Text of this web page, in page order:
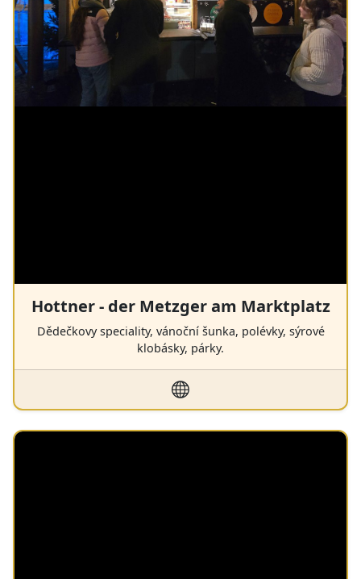
Hottner - der Metzger am Marktplatz
Dědečkovy speciality, vánoční šunka, polévky, sýrové
klobásky, párky.